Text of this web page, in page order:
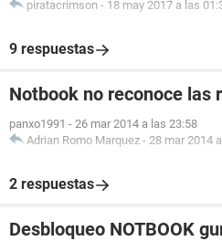
piratacrimson - 18 may 2017 a las
9 respuestas
Notbook no reconoce las
panxo1991 - 26 mar 2014 a las 23:58
Adrian Romo Marquez - 28 mar 2014
2 respuestas
Desbloqueo NOTBOOK